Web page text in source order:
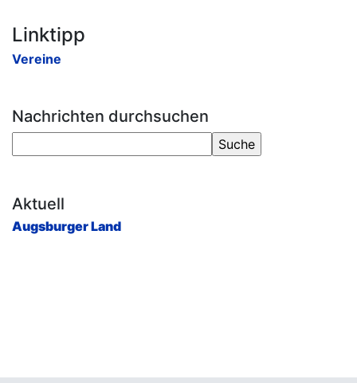
Linktipp
Vereine
Nachrichten durchsuchen
Aktuell
Augsburger Land